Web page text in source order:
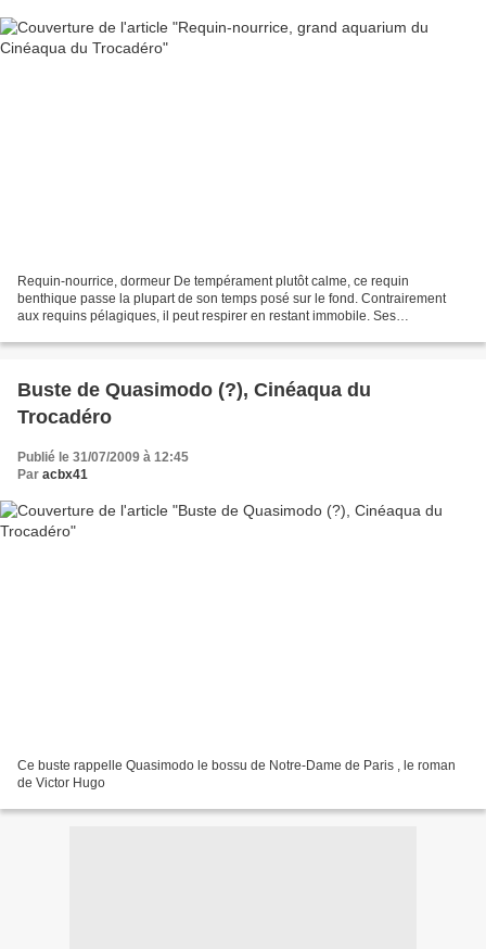
Requin-nourrice, dormeur De tempérament plutôt calme, ce requin
benthique passe la plupart de son temps posé sur le fond. Contrairement
aux requins pélagiques, il peut respirer en restant immobile. Ses
Buste de Quasimodo (?), Cinéaqua du
Trocadéro
Publié le 31/07/2009 à 12:45
Par acbx41
Ce buste rappelle Quasimodo le bossu de Notre-Dame de Paris , le roman
de Victor Hugo